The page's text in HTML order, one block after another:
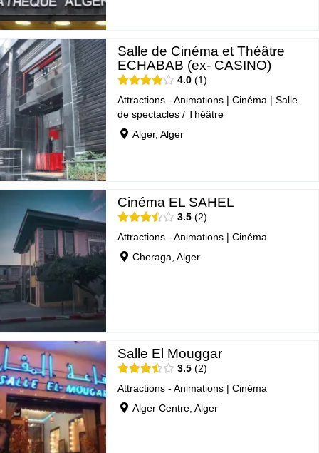
Salle de Cinéma et Théâtre
ECHABAB (ex- CASINO)
4.0
1
Attractions - Animations |Cinéma |Salle
de spectacles / Théâtre
Alger, Alger
Cinéma EL SAHEL
3.5
2
Attractions - Animations |Cinéma
Cheraga, Alger
Salle El Mouggar
3.5
2
Attractions - Animations |Cinéma
Alger Centre, Alger